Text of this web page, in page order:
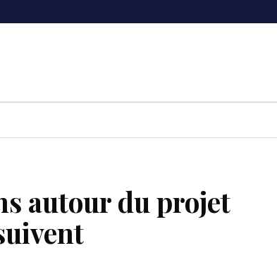
Faire un don
autour du projet